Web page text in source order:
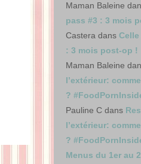
Maman Baleine
pass #3 : 3 mois
Castera dans
: 3 mois post-op !
Maman Baleine
l’extérieur:
?
Pauline Cdans
l’extérieur:
?
Menus du 1er au